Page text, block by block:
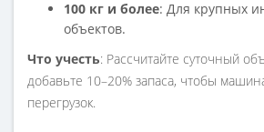
100 кг и более: Для крупных
объектов.
Что учесть: Рассчитайте суточный
добавьте 10–20% запаса, чтобы
перегрузок.